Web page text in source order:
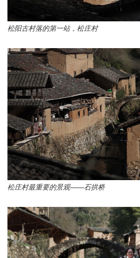
松阳古村落的第一站，松庄村
松庄村最重要的景观——石拱桥